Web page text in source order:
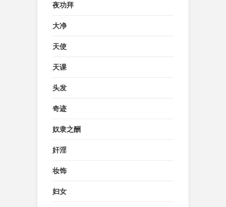
夜功拜
大净
天使
天课
头发
奇迹
奴隶之酬
奸淫
妆饰
妇女